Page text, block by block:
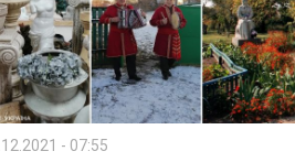
- 07:55